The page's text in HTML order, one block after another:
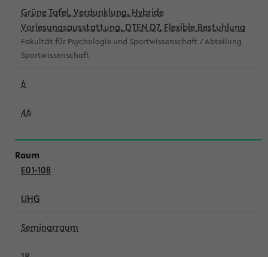
Grüne Tafel, Verdunklung, Hybride
Vorlesungsausstattung, DTEN D7, Flexible Bestuhlung
Fakultät für Psychologie und Sportwissenschaft / Abteilung
Sportwissenschaft
6
46
E01-108
UHG
Seminarraum